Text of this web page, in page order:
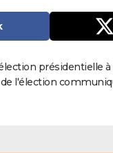
présidentielle
l'élection